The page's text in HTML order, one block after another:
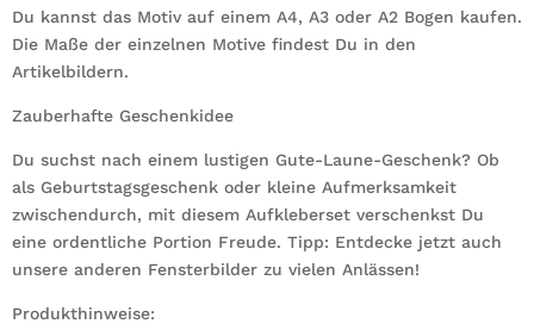
Du kannst das Motiv auf einem A4, A3 oder A2 Bogen kaufen.
Die Maße der einzelnen Motive findest Du in den
Artikelbildern.
Zauberhafte Geschenkidee
Du suchst nach einem lustigen Gute-Laune-Geschenk? Ob
als Geburtstagsgeschenk oder kleine Aufmerksamkeit
zwischendurch, mit diesem Aufkleberset verschenkst Du
eine ordentliche Portion Freude. Tipp: Entdecke jetzt auch
unsere anderen Fensterbilder zu vielen Anlässen!
Produkthinweise: